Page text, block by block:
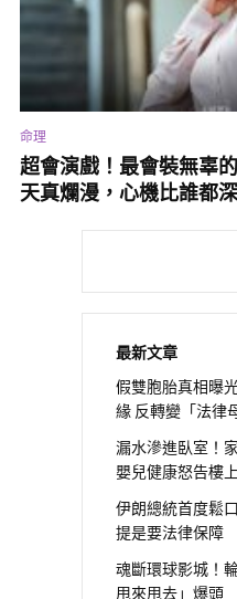
命理
超會演戲！最會裝無辜
天真爛漫，心機比誰都深
最新文章
假雙胞胎真相曝
緣 反轉變「法律
漏水滲進臥室！
嬰兒健康怒告樓上
伊朗總統首度鬆
提是要法律保障
魂斷環球影城！
甩來甩去」爆頭